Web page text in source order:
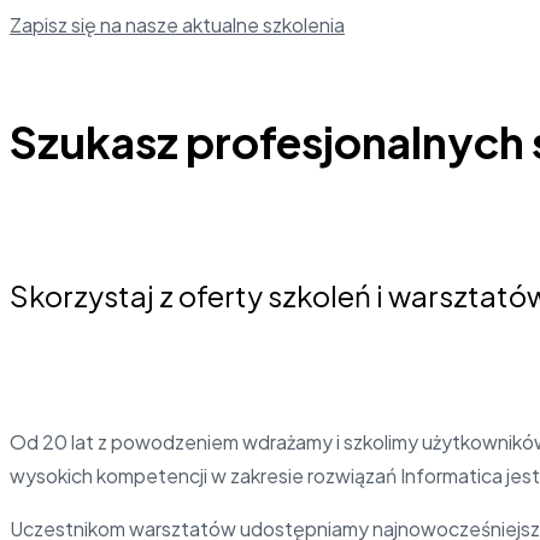
Zapisz się na nasze aktualne szkolenia
Szukasz
Skorzystaj z oferty szkoleń i
Od 20 lat z powodzeniem wdrażamy i szkolimy
wysokich kompetencji w zakresie rozwiązań Informatica
Uczestnikom warsztatów udostępniamy